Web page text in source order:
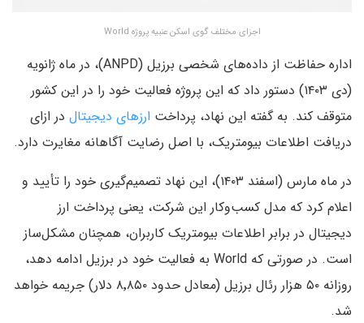
اجزای مختلف گوی اسکن عنبیه پروژه World
اداره حفاظت از داده‌های شخصی برزیل (ANPD)، در ماه ژانویه
(دی ۱۴۰۳) دستور داد که این پروژه فعالیت خود را در این کشور
متوقف کند. به گفته این نهاد، پرداخت ارزهای دیجیتال در ازای
دریافت اطلاعات بیومتریک، با اصل رضایت آگاهانه مغایرت دارد.
در ماه مارس (اسفند ۱۴۰۳)، این نهاد تصمیم‌گیری خود را تأیید و
اعلام کرد که مدل کسب‌وکار این شرکت، یعنی پرداخت ارز
دیجیتال در برابر اطلاعات بیومتریک کاربران، همچنان مشکل‌ساز
است. در صورتی که World به فعالیت خود در برزیل ادامه دهد،
روزانه ۵۰ هزار رئال برزیل (معادل حدود ۸٬۸۵۰ دلار) جریمه خواهد
شد.